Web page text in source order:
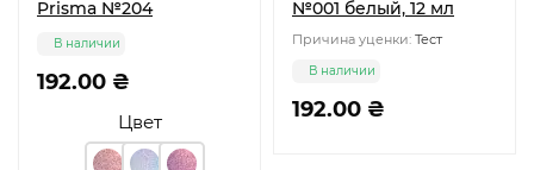
Prisma №204
Цвет
192.00 ₴
В наличии
№001 белый, 12 мл
Причина уценки: Тест
192.00 ₴
В наличии